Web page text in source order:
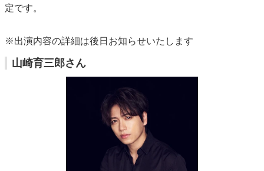
定です。
※出演内容の詳細は後日お知らせいたします
山崎育三郎さん